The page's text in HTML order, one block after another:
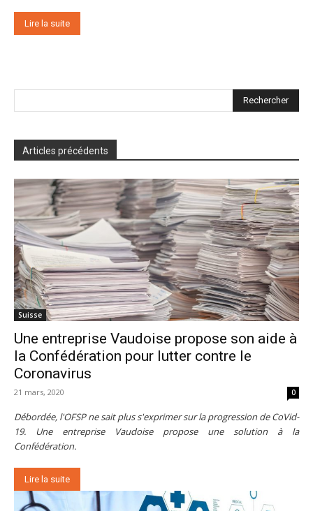
Lire la suite
Rechercher
Articles précédents
Suisse
Une entreprise Vaudoise propose son aide à
la Confédération pour lutter contre le
Coronavirus
21 mars, 2020 0
Débordée, l'OFSP ne sait plus s'exprimer sur la progression de CoVid-
19. Une entreprise Vaudoise propose une solution à la
Confédération.
Lire la suite